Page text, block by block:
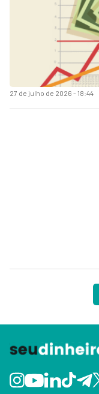
27 de julho de 2026 - 18:44